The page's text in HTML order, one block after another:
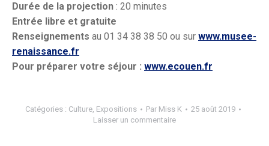
Durée de la projection : 20 minutes
Entrée libre et gratuite
Renseignements au 01 34 38 38 50 ou sur www.musee-
renaissance.fr
Pour préparer votre séjour : www.ecouen.fr
Catégories : Culture, Expositions Par Miss K
25 août 2019
Laisser un commentaire